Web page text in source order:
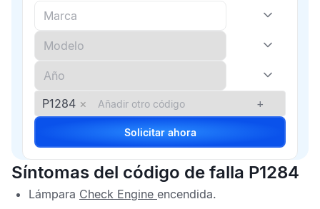
P1284 × +
Solicitar ahora
Síntomas del código de falla P1284
Lámpara Check Engine encendida.